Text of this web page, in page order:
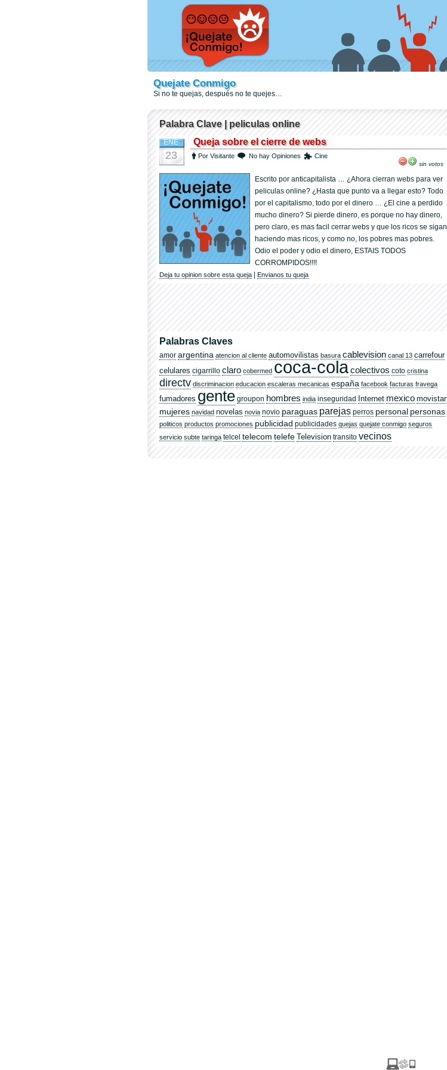
Quejate Conmigo
Si no te quejas, después no te quejes…
Palabra Clave | peliculas online
ENE
23
Queja sobre el cierre de webs
Por Visitante No hay Opiniones Cine
sin votos
Escrito por anticapitalista … ¿Ahora cierran webs para ver
peliculas online? ¿Hasta que punto va a llegar esto? Todo
por el capitalismo, todo por el dinero … ¿El cine a perdido
mucho dinero? Si pierde dinero, es porque no hay dinero,
pero claro, es mas facil cerrar webs y que los ricos se sigan
haciendo mas ricos, y como no, los pobres mas pobres.
Odio el poder y odio el dinero, ESTAIS TODOS
CORROMPIDOS!!!!
Deja tu opinion sobre esta queja Envianos tu queja
Palabras Claves
amor argentina atencion al cliente automovilistas basura cablevision canal 13 carrefour
celulares cigarrillo claro cobermed coca-colacolectivos coto cristina
directv discriminacion educacion escaleras mecanicas españa facebook facturas fravega
fumadores gente groupon hombres india inseguridad Internet mexico movistar
mujeres navidad novelas novia novio paraguas parejas perros personal personas
politicos productos promociones publicidad publicidades quejas quejate conmigo seguros
servicio subte taringa telcel telecom telefe Television transito vecinos